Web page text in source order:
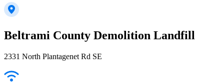
Beltrami County Demolition Landfill
2331 North Plantagenet Rd SE